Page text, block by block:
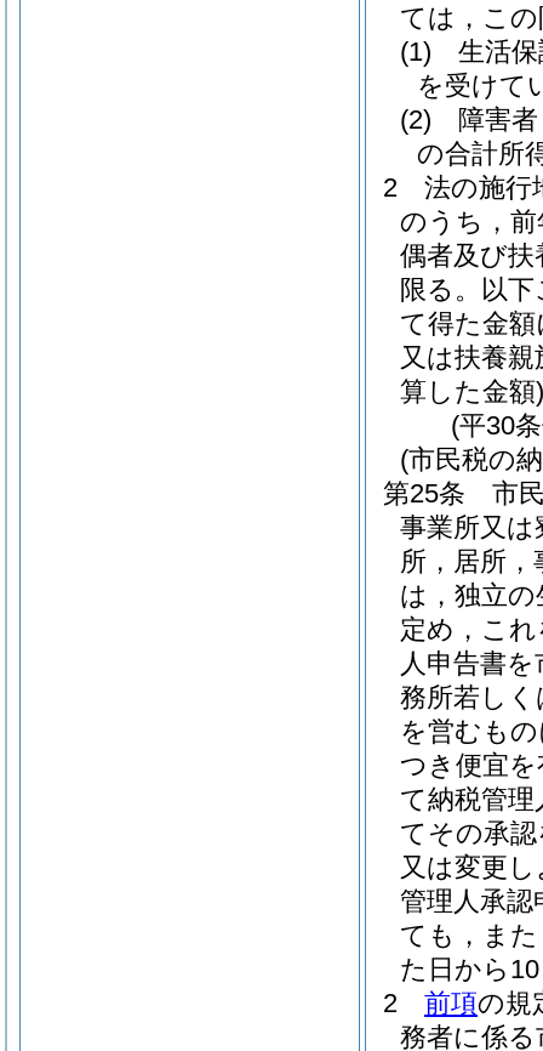
ては，こ
(1)
生活
を受けて
(2)
障害
の合計所
2
法の施行
のうち，
偶者及び扶
限る。以
て得た金
又は扶養
算した金額)
(平30
(市民税の
第25条
市
事業所又
所，居所
は，独立
定め，こ
人申告書
務所若し
を営むも
つき便宜
て納税管
てその承
又は変更
管理人承
ても，ま
た日から
2
前項の規
務者に係